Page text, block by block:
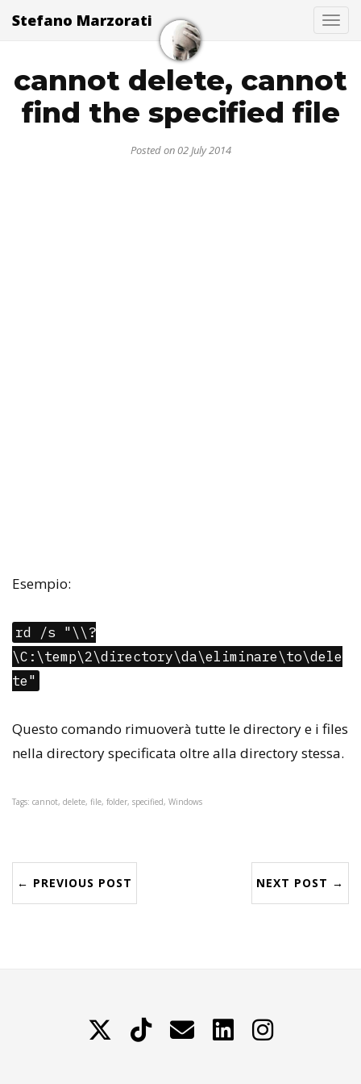
Stefano Marzorati
cannot delete, cannot
find the specified file
Posted on 02 July 2014
Esempio:
rd /s "\\?
\C:\temp\2\directory\da\eliminare\to\dele
te"
Questo comando rimuoverà tutte le directory e i files
nella directory specificata oltre alla directory stessa.
Tags: cannot, delete, file, folder, specified, Windows
← PREVIOUS POST NEXT POST →
TikTok Contattami LinkedIn